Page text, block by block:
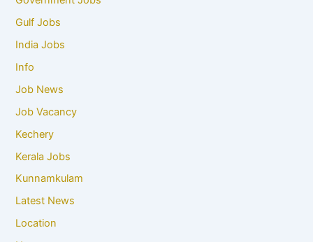
Gulf Jobs
India Jobs
Info
Job News
Job Vacancy
Kechery
Kerala Jobs
Kunnamkulam
Latest News
Location